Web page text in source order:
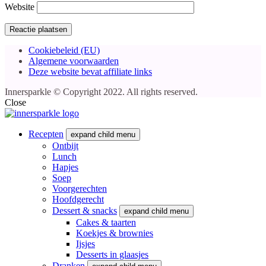
Website
Cookiebeleid (EU)
Algemene voorwaarden
Deze website bevat affiliate links
Innersparkle © Copyright 2022. All rights reserved.
Close
Recepten expand child menu
Ontbijt
Lunch
Hapjes
Soep
Voorgerechten
Hoofdgerecht
Dessert & snacks
expand child menu
Cakes & taarten
Koekjes & brownies
Ijsjes
Desserts in glaasjes